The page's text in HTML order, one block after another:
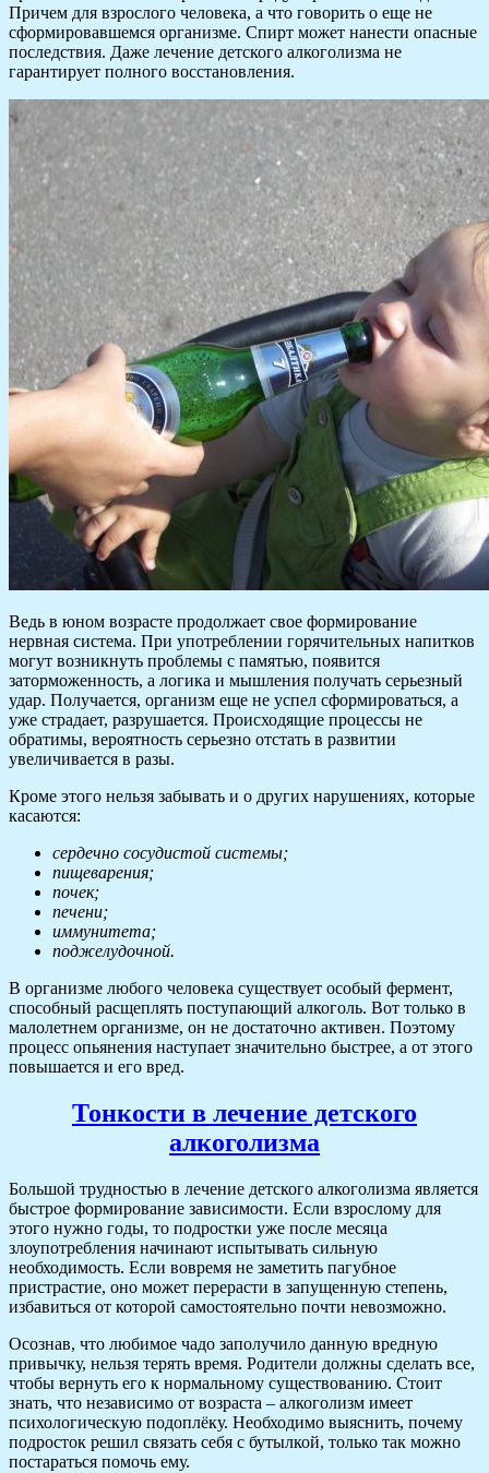
Причем для взрослого человека, а что говорить о еще не
сформировавшемся организме. Спирт может нанести опасные
последствия. Даже лечение детского алкоголизма не
гарантирует полного восстановления.
Ведь в юном возрасте продолжает свое формирование
нервная система. При употреблении горячительных напитков
могут возникнуть проблемы с памятью, появится
заторможенность, а логика и мышления получать серьезный
удар. Получается, организм еще не успел сформироваться, а
уже страдает, разрушается. Происходящие процессы не
обратимы, вероятность серьезно отстать в развитии
увеличивается в разы.
Кроме этого нельзя забывать и о других нарушениях, которые
касаются:
сердечно сосудистой системы;
пищеварения;
почек;
печени;
иммунитета;
поджелудочной.
В организме любого человека существует особый фермент,
способный расщеплять поступающий алкоголь. Вот только в
малолетнем организме, он не достаточно активен. Поэтому
процесс опьянения наступает значительно быстрее, а от этого
повышается и его вред.
Тонкости в лечение детского
алкоголизма
Большой трудностью в лечение детского алкоголизма является
быстрое формирование зависимости. Если взрослому для
этого нужно годы, то подростки уже после месяца
злоупотребления начинают испытывать сильную
необходимость. Если вовремя не заметить пагубное
пристрастие, оно может перерасти в запущенную степень,
избавиться от которой самостоятельно почти невозможно.
Осознав, что любимое чадо заполучило данную вредную
привычку, нельзя терять время. Родители должны сделать все,
чтобы вернуть его к нормальному существованию. Стоит
знать, что независимо от возраста – алкоголизм имеет
психологическую подоплёку. Необходимо выяснить, почему
подросток решил связать себя с бутылкой, только так можно
постараться помочь ему.